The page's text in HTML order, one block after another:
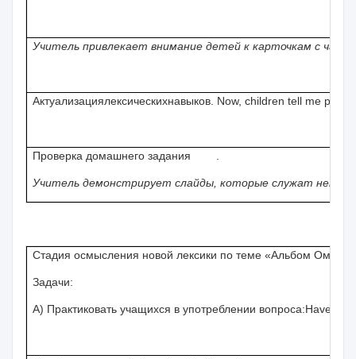
Учитель привлекает внимание детей к карточкам с
Актуализациялексическихнавыков . Now, children tell me
Проверка домашнего задания .
Учитель демонстрирует слайды, которые служат некой
Стадия осмысления новой лексики по теме «Альбом
Задачи:
А) Практиковать учащихся в употреблении вопроса:Have